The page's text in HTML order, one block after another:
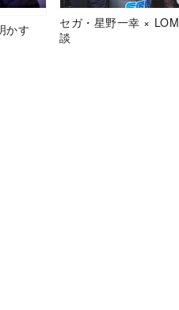
かす
セガ・星野一幸 ×
談